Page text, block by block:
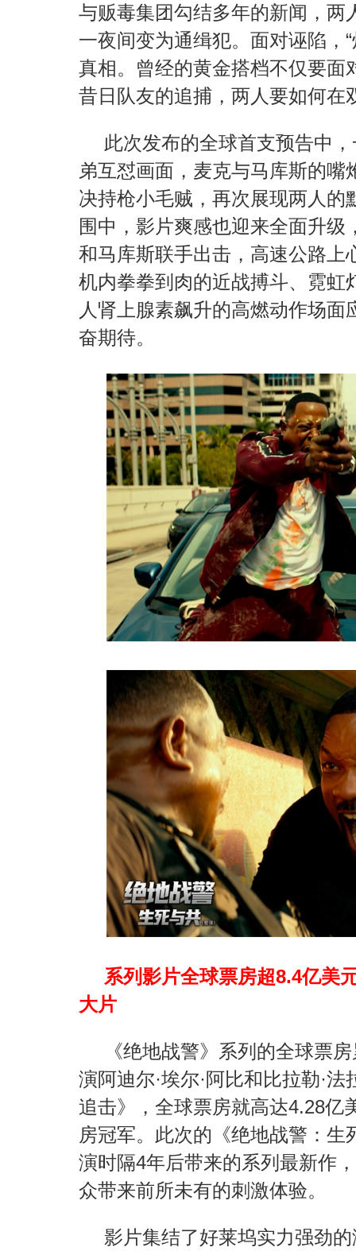
与贩毒集团勾结多年的新闻，两
一夜间变为通缉犯。面对诬陷，
真相。曾经的黄金搭档不仅要面
昔日队友的追捕，两人要如何在
此次发布的全球首支预告中
弟互怼画面，麦克与马库斯的
决持枪小毛贼，再次展现两人的
围中，影片爽感也迎来全面升
和马库斯联手出击，高速公路上
机内拳拳到肉的近战搏斗、霓虹
人肾上腺素飙升的高燃动作场
奋期待。
系列影片全球票房超8.4亿美
大片
《绝地战警》系列的全球票
演阿迪尔·埃尔·阿比和比拉勒·
追击》，全球票房就高达4.28亿
房冠军。此次的《绝地战警：
演时隔4年后带来的系列最新作
众带来前所未有的刺激体验。
影片集结了好莱坞实力强劲